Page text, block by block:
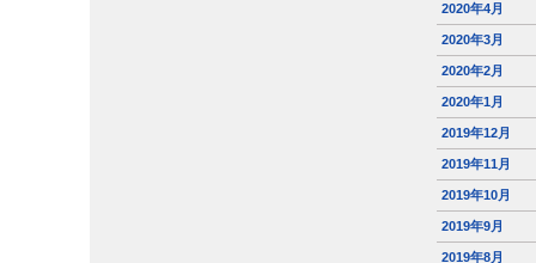
2020年4月
2020年3月
2020年2月
2020年1月
2019年12月
2019年11月
2019年10月
2019年9月
2019年8月